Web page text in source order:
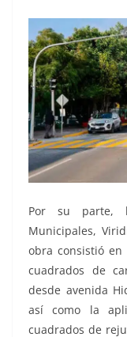
Por su parte,
Municipales,
obra consistió
cuadrados de
desde avenida
así como la
cuadrados de